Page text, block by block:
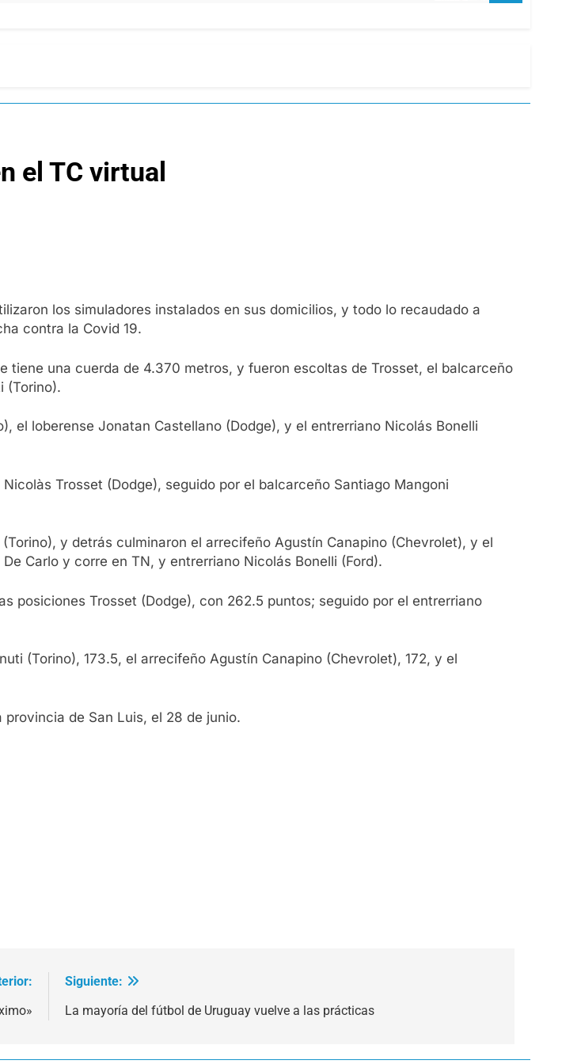
el TC virtual
los simuladores instalados en sus domicilios, y todo lo recaudado a
contra la Covid 19.
tiene una cuerda de 4.370 metros, y fueron escoltas de Trosset, el balcarceño
(Torino).
el loberense Jonatan Castellano (Dodge), y el entrerriano Nicolás Bonelli
Trosset (Dodge), seguido por el balcarceño Santiago Mangoni
y detrás culminaron el arrecifeño Agustín Canapino (Chevrolet), y el
Carlo y corre en TN, y entrerriano Nicolás Bonelli (Ford).
posiciones Trosset (Dodge), con 262.5 puntos; seguido por el entrerriano
(Torino), 173.5, el arrecifeño Agustín Canapino (Chevrolet), 172, y el
de San Luis, el 28 de junio.
Siguiente:
La mayoría del fútbol de Uruguay vuelve a las prácticas